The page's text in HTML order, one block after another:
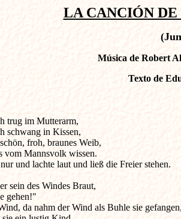
LA CANCIÓN
Música de Robert
Texto de
mich trug im
schwang in Kissen,
froh, braunes Weib,
vom Mannsvolk wissen.
und lachte laut und ließ die Freier stehen.
sein des Windes Braut,
gehen!"
da nahm der Wind als Buhle sie